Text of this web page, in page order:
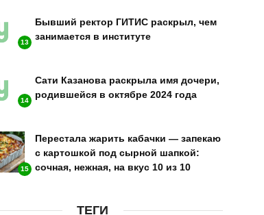
13
Бывший ректор ГИТИС раскрыл, чем
занимается в институте
14
Сати Казанова раскрыла имя дочери,
родившейся в октябре 2024 года
15
Перестала жарить кабачки — запекаю
с картошкой под сырной шапкой:
сочная, нежная, на вкус 10 из 10
ТЕГИ